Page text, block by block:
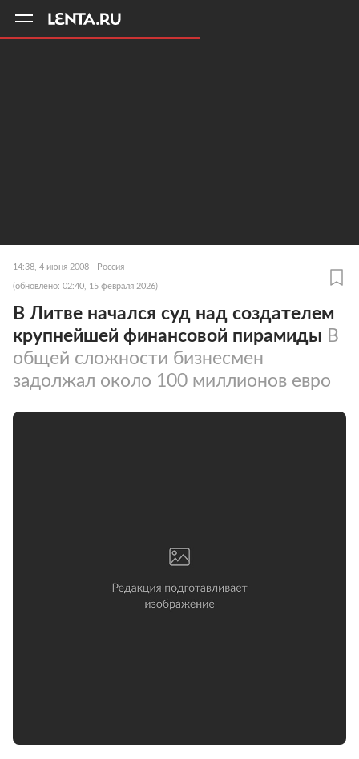
14:38, 4 июня 2008 Россия
(обновлено: 02:40, 15 февраля 2026)
В Литве начался суд над создателем
крупнейшей финансовой пирамиды В
общей сложности бизнесмен
задолжал около 100 миллионов евро